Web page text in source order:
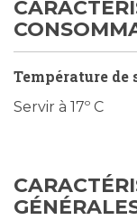
Température de
Servir à 17º C